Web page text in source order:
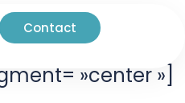
Contact
»center »]